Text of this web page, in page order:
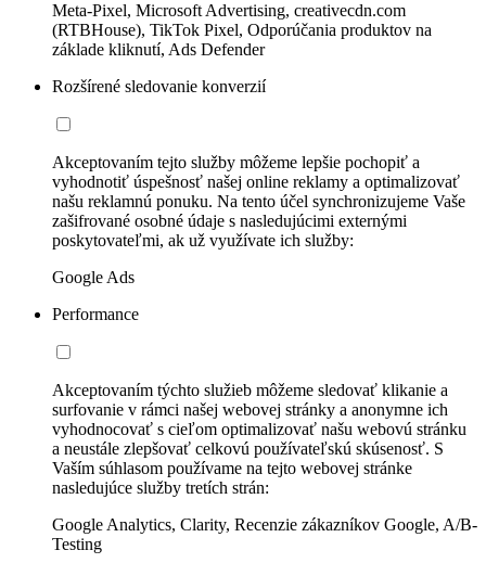
Meta-Pixel, Microsoft Advertising, creativecdn.com
(RTBHouse), TikTok Pixel, Odporúčania produktov na
základe kliknutí, Ads Defender
Rozšírené sledovanie konverzií
Akceptovaním tejto služby môžeme lepšie pochopiť a
vyhodnotiť úspešnosť našej online reklamy a optimalizovať
našu reklamnú ponuku. Na tento účel synchronizujeme Vaše
zašifrované osobné údaje s nasledujúcimi externými
poskytovateľmi, ak už využívate ich služby:
Google Ads
Performance
Akceptovaním týchto služieb môžeme sledovať klikanie a
surfovanie v rámci našej webovej stránky a anonymne ich
vyhodnocovať s cieľom optimalizovať našu webovú stránku
a neustále zlepšovať celkovú používateľskú skúsenosť. S
Vaším súhlasom používame na tejto webovej stránke
nasledujúce služby tretích strán:
Google Analytics, Clarity, Recenzie zákazníkov Google, A/B-
Testing